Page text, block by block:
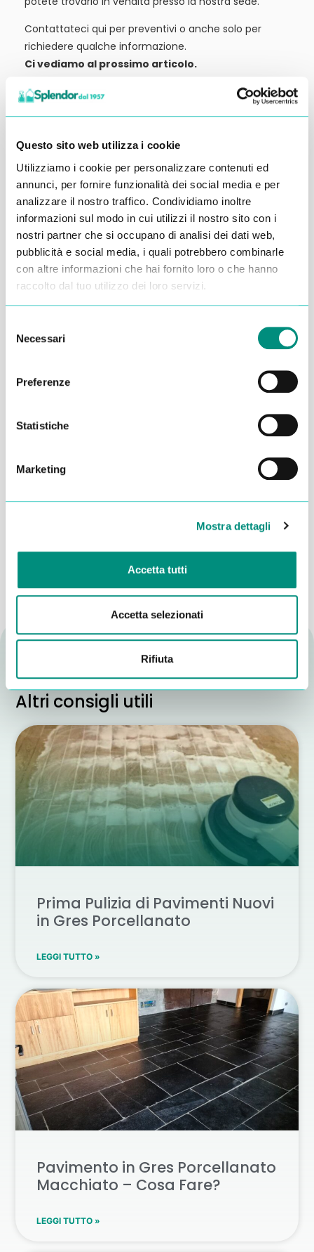
Questo sito web utilizza i cookie
Utilizziamo i cookie per personalizzare contenuti ed
annunci, per fornire funzionalità dei social media e per
analizzare il nostro traffico. Condividiamo inoltre
informazioni sul modo in cui utilizzi il nostro sito con i
nostri partner che si occupano di analisi dei dati web,
pubblicità e social media, i quali potrebbero combinarle
con altre informazioni che hai fornito loro o che hanno
raccolto dal tuo utilizzo dei loro servizi.
delNecessari
Preferenze
Statistiche
Marketing
Mostra dettagli
Accetta tutti
Accetta selezionati
Rifiuta
Contattateci qui per preventivi o anche solo per
richiedere qualche informazione.
Ci vediamo al prossimo articolo.
Alessandro Alfonsetti
Inserisci i tuoi dati qui, ti ricontatteremo
entro 48 ore
trattamento dei miei dati per essere ricontattato
Altri consigli utili
Prima Pulizia di Pavimenti Nuovi
in Gres Porcellanato
LEGGI TUTTO »
Pavimento in Gres Porcellanato
Macchiato – Cosa Fare?
LEGGI TUTTO »